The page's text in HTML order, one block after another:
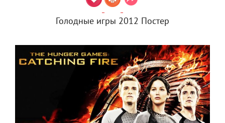
Голодные игры 2012 Постер